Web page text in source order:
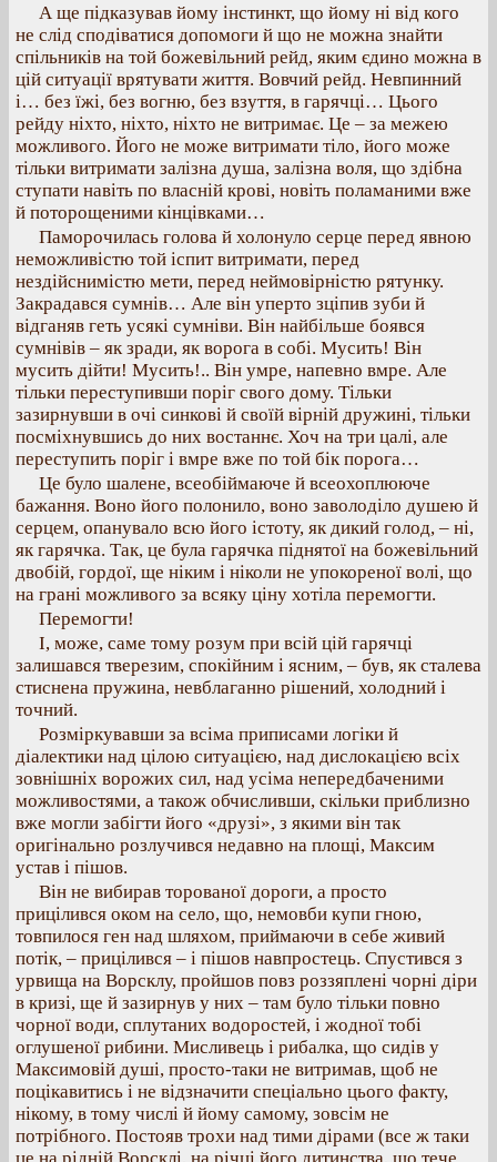
А ще підказував йому інстинкт, що йому ні від кого
не слід сподіватися допомоги й що не можна знайти
спільників на той божевільний рейд, яким єдино можна в
цій ситуації врятувати життя. Вовчий рейд. Невпинний
і… без їжі, без вогню, без взуття, в гарячці… Цього
рейду ніхто, ніхто, ніхто не витримає. Це – за межею
можливого. Його не може витримати тіло, його може
тільки витримати залізна душа, залізна воля, що здібна
ступати навіть по власній крові, новіть поламаними вже
й поторощеними кінцівками…
Паморочилась голова й холонуло серце перед явною
неможливістю той іспит витримати, перед
нездійснимістю мети, перед неймовірністю рятунку.
Закрадався сумнів… Але він уперто зціпив зуби й
відганяв геть усякі сумніви. Він найбільше боявся
сумнівів – як зради, як ворога в собі. Мусить! Він
мусить дійти! Мусить!.. Він умре, напевно вмре. Але
тільки переступивши поріг свого дому. Тільки
зазирнувши в очі синкові й своїй вірній дружині, тільки
посміхнувшись до них востаннє. Хоч на три цалі, але
переступить поріг і вмре вже по той бік порога…
Це було шалене, всеобіймаюче й всеохоплююче
бажання. Воно його полонило, воно заволоділо душею й
серцем, опанувало всю його істоту, як дикий голод, – ні,
як гарячка. Так, це була гарячка піднятої на божевільний
двобій, гордої, ще ніким і ніколи не упокореної волі, що
на грані можливого за всяку ціну хотіла перемогти.
Перемогти!
І, може, саме тому розум при всій цій гарячці
залишався тверезим, спокійним і ясним, – був, як сталева
стиснена пружина, невблаганно рішений, холодний і
точний.
Розміркувавши за всіма приписами логіки й
діалектики над цілою ситуацією, над дислокацією всіх
зовнішніх ворожих сил, над усіма непередбаченими
можливостями, а також обчисливши, скільки приблизно
вже могли забігти його «друзі», з якими він так
оригінально розлучився недавно на площі, Максим
устав і пішов.
Він не вибирав торованої дороги, а просто
прицілився оком на село, що, немовби купи гною,
товпилося ген над шляхом, приймаючи в себе живий
потік, – прицілився – і пішов навпростець. Спустився з
урвища на Ворсклу, пройшов повз роззяплені чорні діри
в кризі, ще й зазирнув у них – там було тільки повно
чорної води, сплутаних водоростей, і жодної тобі
оглушеної рибини. Мисливець і рибалка, що сидів у
Максимовій душі, просто-таки не витримав, щоб не
поцікавитись і не відзначити спеціально цього факту,
нікому, в тому числі й йому самому, зовсім не
потрібного. Постояв трохи над тими дірами (все ж таки